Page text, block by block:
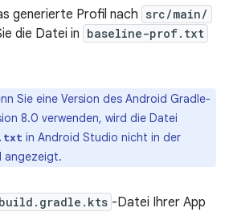
generierte Profil nach src/main/
die Datei in baseline-prof.txt
Sie eine Version des Android Gradle-
8.0 verwenden, wird die Datei
in Android Studio nicht in der
angezeigt.
build.gradle.kts -Datei Ihrer App